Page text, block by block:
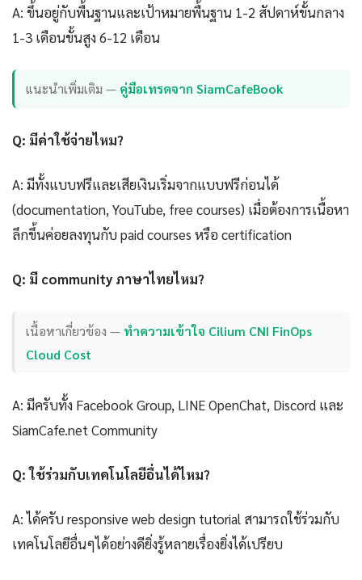
A: ขึ้นอยู่กับพื้นฐานและเป้าหมายพื้นฐาน 1-2 สัปดาห์ขั้นกลาง
1-3 เดือนขั้นสูง 6-12 เดือน
แนะนำเพิ่มเติม — คู่มือเทรดจาก SiamCafeBook
Q: มีค่าใช้จ่ายไหม?
A: มีทั้งแบบฟรีและเสียเงินเริ่มจากแบบฟรีก่อนได้
(documentation, YouTube, free courses) เมื่อต้องการเนื้อหา
ลึกขึ้นค่อยลงทุนกับ paid courses หรือ certification
Q: มี community ภาษาไทยไหม?
เนื้อหาเกี่ยวข้อง — ทำความเข้าใจ Cilium CNI FinOps
Cloud Cost
A: มีครับทั้ง Facebook Group, LINE OpenChat, Discord และ
SiamCafe.net Community
Q: ใช้ร่วมกับเทคโนโลยีอื่นได้ไหม?
A: ได้ครับ responsive web design tutorial สามารถใช้ร่วมกับ
เทคโนโลยีอื่นๆได้อย่างดียิ่งรู้หลายเรื่องยิ่งได้เปรียบ